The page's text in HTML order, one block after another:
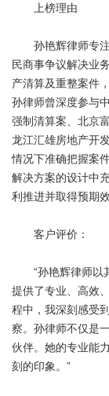
上榜理由
孙艳辉律师专注
民商事争议解决业
产清算及重整案件
孙律师曾深度参与
强制清算案、北京
龙江汇雄房地产开
情况下准确把握案
解决方案的设计中
利推进并取得预期效
客户评价：
“孙艳辉律师以其
提供了专业、高效
程中，我深刻感受
察。孙律师不仅是
伙伴。她的专业能
刻的印象。”